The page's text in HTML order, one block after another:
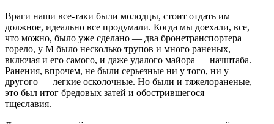
Враги наши все-таки были молодцы, стоит отдать им
должное, идеально все продумали. Когда мы доехали, все,
что можно, было уже сделано — два бронетранспортера
горело, у М было несколько трупов и много раненых,
включая и его самого, и даже удалого майора — начштаба.
Ранения, впрочем, не были серьезные ни у того, ни у
другого — легкие осколочные. Но были и тяжелораненые,
это был итог бредовых затей и обострившегося
тщеславия.